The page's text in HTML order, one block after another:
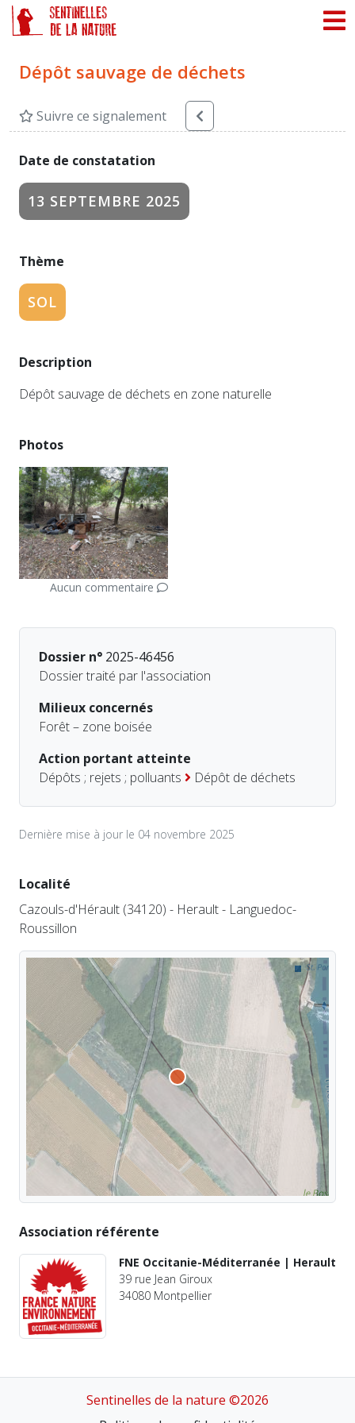
Dépôt sauvage de déchets
Suivre ce signalement
Date de constatation
13 SEPTEMBRE 2025
Thème
SOL
Description
Dépôt sauvage de déchets en zone naturelle
Photos
Aucun commentaire
Dossier n° 2025-46456
Dossier traité par l'association
Milieux concernés
Forêt – zone boisée
Action portant atteinte
Dépôts ; rejets ; polluants
Dépôt de déchets
Dernière mise à jour le 04 novembre 2025
Localité
Cazouls-d'Hérault (34120) - Herault - Languedoc-
Roussillon
Association référente
FNE Occitanie-Méditerranée | Herault
39 rue Jean Giroux
34080 Montpellier
Sentinelles de la nature ©2026
Panneau de gestion des cookies